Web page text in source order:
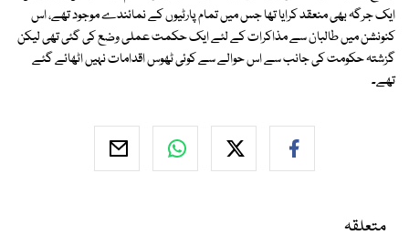
ایک جرگہ بھی منعقد کرایا تھا جس میں تمام پارٹیوں کے نمائندے موجود تھے، اس
کنونشن میں طالبان سے مذاکرات کے لئے ایک حکمت عملی وضع کی گئی تھی لیکن
گزشتہ حکومت کی جانب سے اس حوالے سے کوئی ٹھوس اقدامات نہیں اٹھائے گئے
تھے۔
متعلقہ